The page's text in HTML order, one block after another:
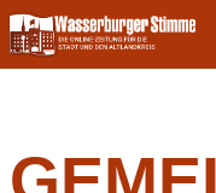
Skip
to
content